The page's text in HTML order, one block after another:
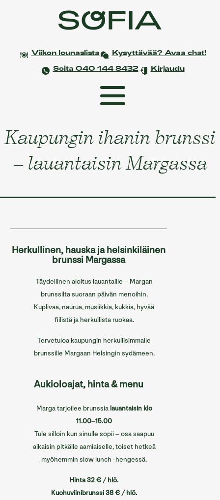
Viikon lounaslista
Kysyttävää? Avaa chat!
Soita 040 144 8432
Kirjaudu
Etusivu
Coworking
Yksityistilaisuudet
Sofian tilat
Yhteystiedot
English
Kaupungin ihanin brunssi
– lauantaisin Margassa
Herkullinen, hauska ja helsinkiläinen
brunssi Margassa
Täydellinen aloitus lauantaille – Margan
brunssilta suoraan päivän menoihin.
Kuplivaa, naurua, musiikkia, kukkia, hyvää
fiilistä ja herkullista ruokaa.
Tervetuloa kaupungin herkullisimmalle
brunssille Margaan Helsingin sydämeen.
Aukioloajat, hinta & menu
Marga tarjoilee brunssia lauantaisin klo
11.00–15.00
Tule silloin kun sinulle sopii – osa saapuu
aikaisin pitkälle aamiaiselle, toiset hetkeä
myöhemmin slow lunch -hengessä.
Hinta 32 € / hlö.
Kuohuviinibrunssi 38 € / hlö.